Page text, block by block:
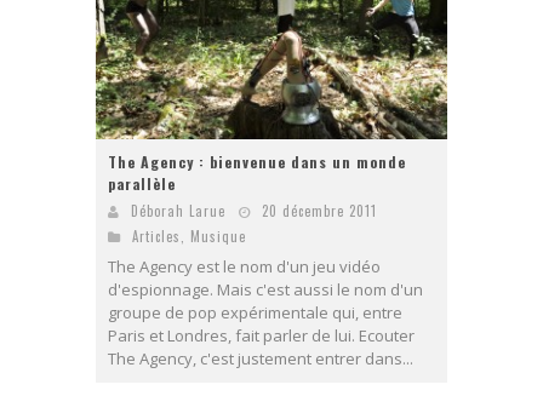
The Agency : bienvenue dans un monde
parallèle
Déborah Larue
20 décembre 2011
Articles
Musique
The Agency est le nom d'un jeu vidéo
d'espionnage. Mais c'est aussi le nom d'un
groupe de pop expérimentale qui, entre
Paris et Londres, fait parler de lui. Ecouter
The Agency, c'est justement entrer dans...